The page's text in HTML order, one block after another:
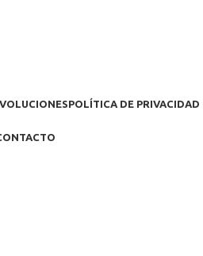
POLÍTICA DE PRIVACIDAD